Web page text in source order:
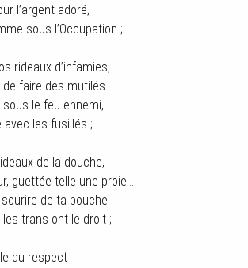
l’argent adoré,
sous l’Occupation ;
rideaux d’infamies,
faire des mutilés…
sous le feu ennemi,
avec les fusillés ;
de la douche,
guettée telle une proie…
de ta bouche
trans ont le droit ;
du respect